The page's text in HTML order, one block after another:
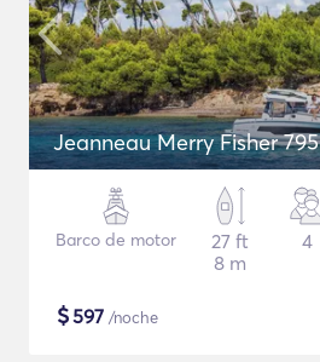
Jeanneau Merry Fisher 795
Barco de motor
27 ft
8 m
4
$597 /noche